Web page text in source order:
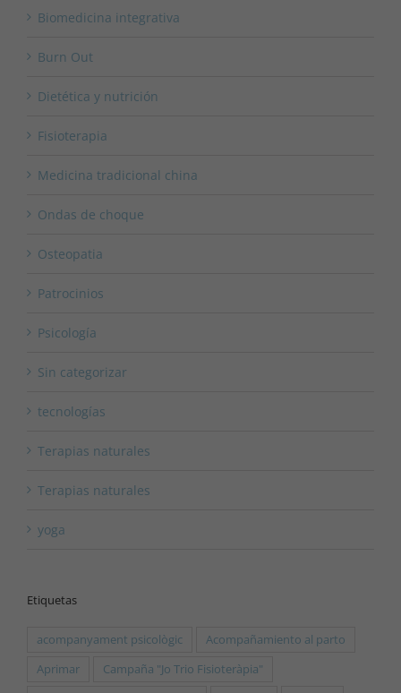
Biomedicina integrativa
Burn Out
Dietética y nutrición
Fisioterapia
Medicina tradicional china
Ondas de choque
Osteopatia
Patrocinios
Psicología
Sin categorizar
tecnologías
Terapias naturales
Terapias naturales
yoga
Etiquetas
acompanyament psicològic
Acompañamiento al parto
Aprimar
Campaña "Jo Trio Fisioteràpia"